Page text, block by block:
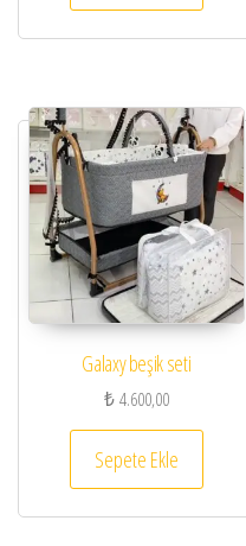
Galaxy beşik seti
₺4.600,00
Sepete Ekle